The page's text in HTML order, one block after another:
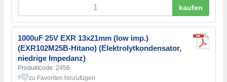
kaufen
1000uF 25V EXR 13x21mm (low imp.)
(EXR102M25B-Hitano) (Elektrolytkondensator,
niedrige Impedanz)
Produktcode: 2456
5 zu Favoriten hinzufügen